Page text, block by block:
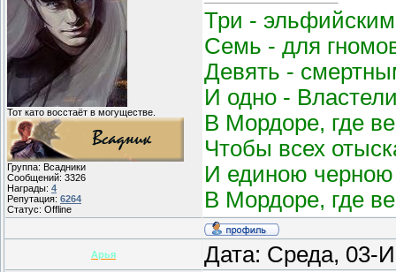
Тот като восстаёт в могуществе.
Группа: Всадники
Сообщений: 3326
Награды: 4
Репутация: 6264
Статус: Offline
Три -
Семь - для
Девять -
И одно -
В Мордоре, где
Чтобы всех
И единою черною
В Мордоре, где
Арья Дата: Среда, 03-